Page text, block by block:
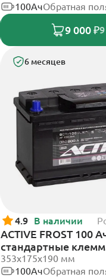
100АчОбратная
9 000 ₽
6 месяцев
4.9 В наличии
ACTIVE FROST 100
стандартные
353х175х190 мм
100АчОбратная